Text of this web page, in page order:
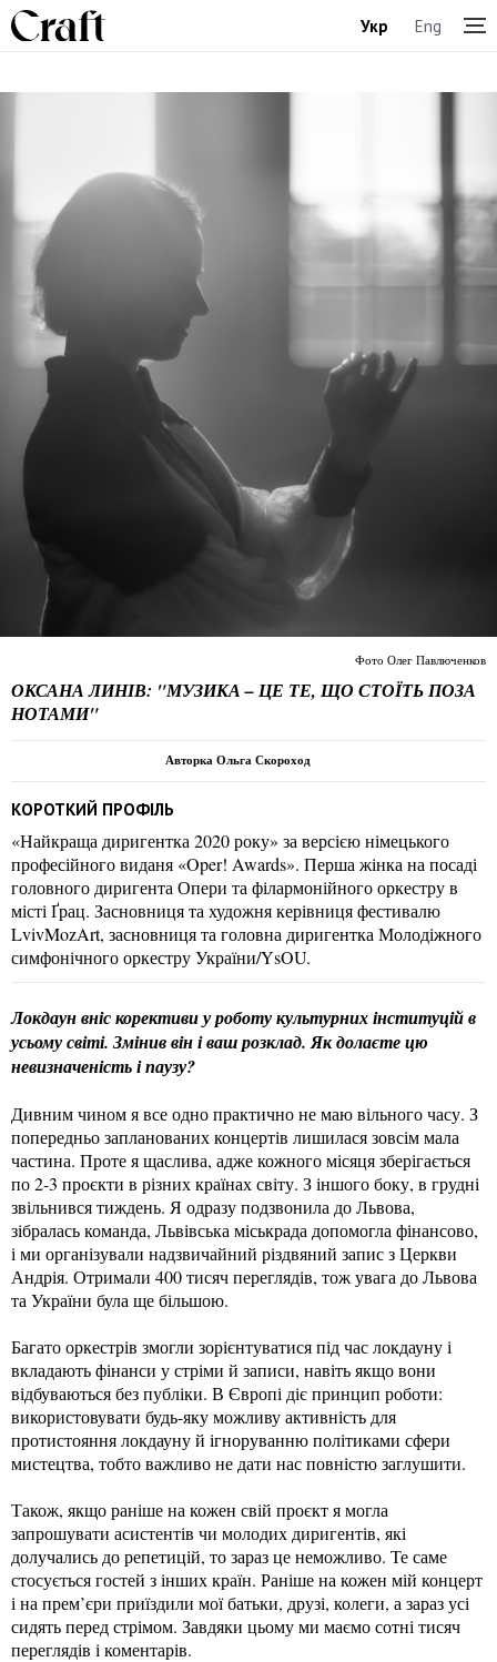
Укр Eng
ОКСАНА ЛИНІВ: "МУЗИКА – ЦЕ ТЕ, ЩО СТОЇТЬ ПОЗА
НОТАМИ"
Фото Олег Павлюченков
Авторка Ольга Скороход
КОРОТКИЙ ПРОФІЛЬ
«Найкраща диригентка 2020 року» за версією німецького
професійного виданя «Oper! Awards». Перша жінка на посаді
головного диригента Опери та філармонійного оркестру в
місті Ґрац. Засновниця та художня керівниця фестивалю
LvivMozArt, засновниця та головна диригентка Молодіжного
симфонічного оркестру України/YsOU.
Локдаун вніс корективи у роботу культурних інституцій в
усьому світі. Змінив він і ваш розклад. Як долаєте цю
невизначеність і паузу?
Дивним чином я все одно практично не маю вільного часу. З
попередньо запланованих концертів лишилася зовсім мала
частина. Проте я щаслива, адже кожного місяця зберігається
по 2-3 проєкти в різних країнах світу. З іншого боку, в грудні
звільнився тиждень. Я одразу подзвонила до Львова,
зібралась команда, Львівська міськрада допомогла фінансово,
і ми організували надзвичайний різдвяний запис з Церкви
Андрія. Отримали 400 тисяч переглядів, тож увага до Львова
та України була ще більшою.
Багато оркестрів змогли зорієнтуватися під час локдауну і
вкладають фінанси у стріми й записи, навіть якщо вони
відбуваються без публіки. В Європі діє принцип роботи:
використовувати будь-яку можливу активність для
протистояння локдауну й ігноруванню політиками сфери
мистецтва, тобто важливо не дати нас повністю заглушити.
Також, якщо раніше на кожен свій проєкт я могла
запрошувати асистентів чи молодих диригентів, які
долучались до репетицій, то зараз це неможливо. Те саме
стосується гостей з інших країн. Раніше на кожен мій концерт
і на прем’єри приїздили мої батьки, друзі, колеги, а зараз усі
сидять перед стрімом. Завдяки цьому ми маємо сотні тисяч
переглядів і коментарів.